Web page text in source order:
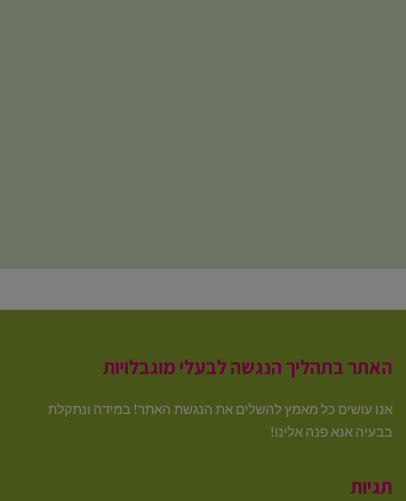
האתר בתהליך הנגשה לבעלי מוגבלויות
אנו עושים כל מאמץ להשלים את הנגשת האתר! במידה ונתקלת
בבעיה אנא פנה אלינו!
תגיות